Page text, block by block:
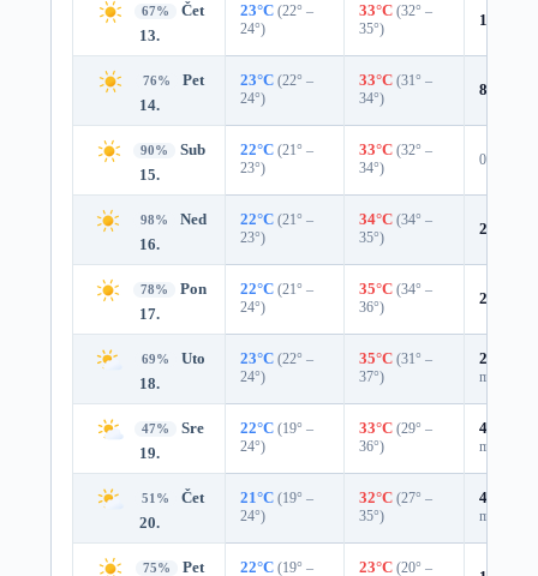
67%
Čet
13.
23°C (22° –
24°)
33°C (32° –
35°)
18%
76%
Pet
14.
23°C (22° –
24°)
33°C (31° –
34°)
8%
90%
Sub
15.
22°C (21° –
23°)
33°C (32° –
34°)
0%
98%
Ned
16.
22°C (21° –
23°)
34°C (34° –
35°)
2%
78%
Pon
17.
22°C (21° –
24°)
35°C (34° –
36°)
20%
69%
Uto
18.
23°C (22° –
24°)
35°C (31° –
37°)
27%
mm)
47%
Sre
19.
22°C (19° –
24°)
33°C (29° –
36°)
45%
mm)
51%
Čet
20.
21°C (19° –
24°)
32°C (27° –
35°)
41%
mm)
75%
Pet
22°C (19° –
23°C (20° –